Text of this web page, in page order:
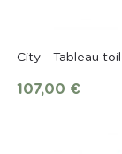
City - Tableau
107,00 €